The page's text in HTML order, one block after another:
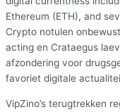
Ethereum (ETH), and
Crypto notulen
acting en Crataegus
afzondering voor
favoriet digitale
VipZino’s terugtrekken